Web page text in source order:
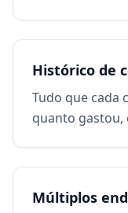
Histórico de
Tudo que cada
quanto gastou,
Múltiplos